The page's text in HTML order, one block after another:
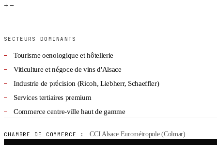
+ −
SECTEURS DOMINANTS
Tourisme oenologique et hôtellerie
Viticulture et négoce de vins d'Alsace
Industrie de précision (Ricoh, Liebherr, Schaeffler)
Services tertiaires premium
Commerce centre-ville haut de gamme
CHAMBRE DE COMMERCE : CCI Alsace Eurométropole (Colmar)